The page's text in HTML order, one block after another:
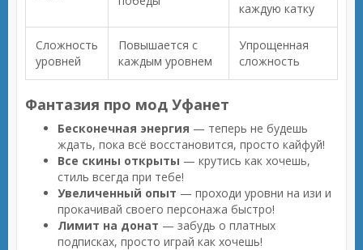
каждую катку
Сложность
уровней
Повышается с
каждым уровнем
Упрощенная
сложность
Фантазия про мод Уфанет
Бесконечная энергия — теперь не будешь
ждать, пока всё восстановится, просто кайфуй!
Все скины открыты — крутись как хочешь,
стиль всегда при тебе!
Увеличенный опыт — проходи уровни на изи и
прокачивай своего персонажа быстро!
Лимит на донат — забудь о платных
подписках, просто играй как хочешь!